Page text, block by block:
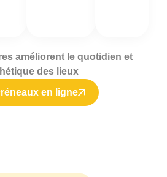
améliorent le quotidien et
des lieux
en ligne